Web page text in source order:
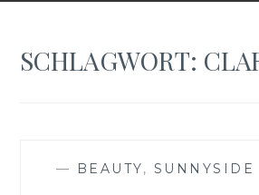
SCHLAGWORT:
— BEAUTY,